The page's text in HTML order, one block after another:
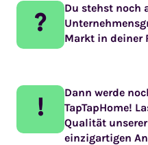
?
Du stehst noch
Markt in deiner
!
Dann werde
TapTapHome!
Qualität
einzigartigen